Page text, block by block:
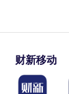
财新移动